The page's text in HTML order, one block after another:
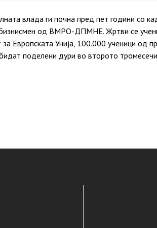
влада ги почна пред пет години со
од ВМРО-ДПМНЕ. Жртви се
Европската Унија, 100.000 ученици од
поделени дури во второто